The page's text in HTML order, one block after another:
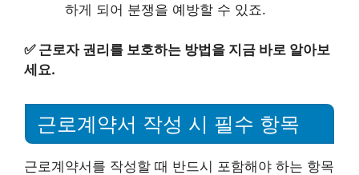
하게 되어 분쟁을 예방할 수 있죠.
✅ 근로자 권리를 보호하는 방법을 지금 바로 알아보
세요.
근로계약서 작성 시 필수 항목
근로계약서를 작성할 때 반드시 포함해야 하는 항목